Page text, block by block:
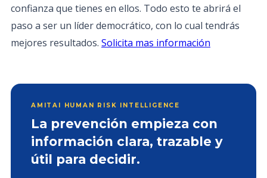
confianza que tienes en ellos. Todo esto te abrirá el
paso a ser un líder democrático, con lo cual tendrás
mejores resultados. Solicita mas información
AMITAI HUMAN RISK INTELLIGENCE
La prevención empieza con
información clara, trazable y
útil para decidir.